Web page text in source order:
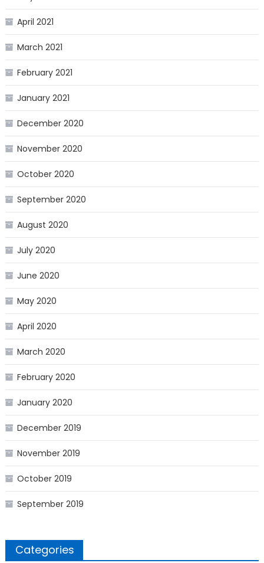
April 2021
March 2021
February 2021
January 2021
December 2020
November 2020
October 2020
September 2020
August 2020
July 2020
June 2020
May 2020
April 2020
March 2020
February 2020
January 2020
December 2019
November 2019
October 2019
September 2019
Categories